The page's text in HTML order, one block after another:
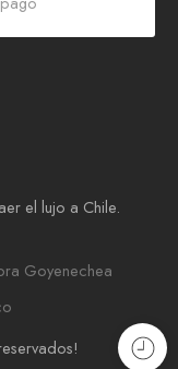
el lujo a Chile.
Goyenechea